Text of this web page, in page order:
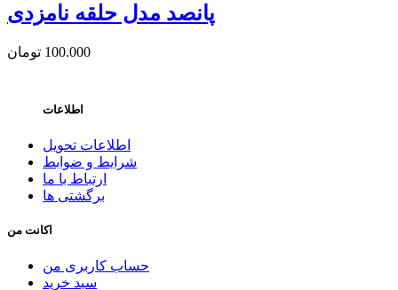
پانصد مدل حلقه نامزدی
100.000 تومان
اطلاعات
اطلاعات تحویل
شرایط و ضوابط
ارتباط با ما
برگشتی ها
اکانت من
حساب کاربری من
سبد خرید